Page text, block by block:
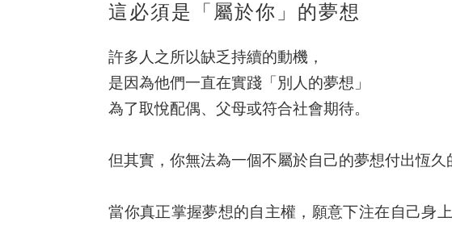
這必須是「屬於你」的夢想
許多人之所以缺乏持續的動機，
是因為他們一直在實踐「別人的夢想」
為了取悅配偶、父母或符合社會期待。
但其實，你無法為一個不屬於自己的夢想付出恆久
當你真正掌握夢想的自主權，願意下注在自己身